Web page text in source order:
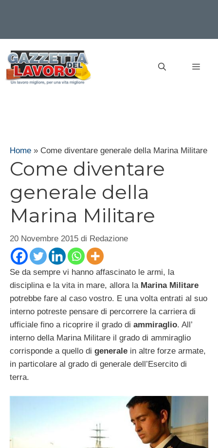
contenuto
Home » Come diventare generale della Marina Militare
Come diventare
generale della
Marina Militare
20 Novembre 2015 di Redazione
Se da sempre vi hanno affascinato le armi, la
disciplina e la vita in mare, allora la Marina Militare
potrebbe fare al caso vostro. E una volta entrati al suo
interno potreste pensare di percorrere la carriera di
ufficiale fino a ricoprire il grado di ammiraglio. All’
interno della Marina Militare il grado di ammiraglio
corrisponde a quello di generale in altre forze armate,
in particolare al grado di generale dell’Esercito di
terra.